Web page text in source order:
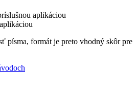
aplikáciou
písma, formát je preto vhodný skôr pre